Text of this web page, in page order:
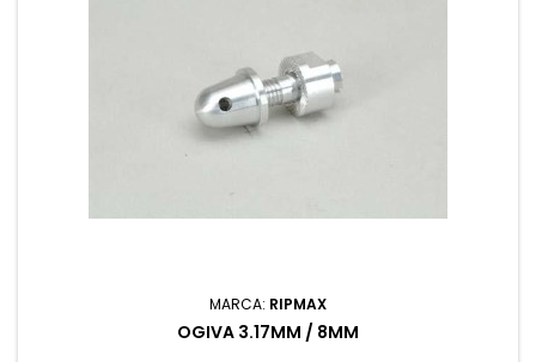
MARCA: RIPMAX
OGIVA 3.17MM / 8MM